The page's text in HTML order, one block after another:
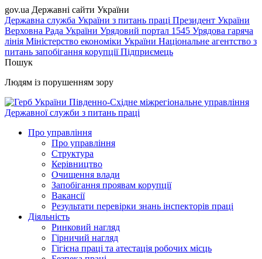
gov.ua Державні сайти України
Державна служба України з питань праці Президент України
Верховна Рада України Урядовий портал 1545 Урядова гаряча
лінія Міністерство економіки України Національне агентство з
питань запобігання корупціїПідприємець
Пошук
Людям із порушенням зору
Південно-Східне міжрегіональне управління
Державної служби з питань праці
Про управління
Про управління
Структура
Керівництво
Очищення влади
Запобігання проявам корупції
Вакансії
Результати перевірки знань інспекторів праці
Діяльність
Ринковий нагляд
Гірничий нагляд
Гігієна праці та атестація робочих місць